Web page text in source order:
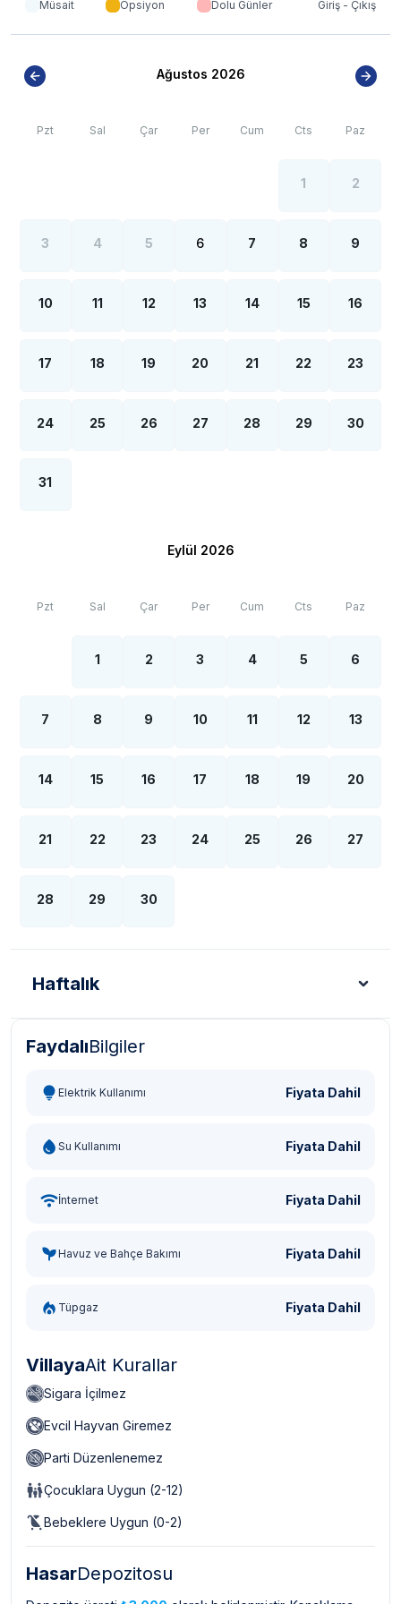
artışı sebebiyle; bölge genelinde nadiren de
Müsait Opsiyon Dolu Günler Giriş - Çıkış
Ağustos 2026
Pzt Sal Çar Per Cum Cts Paz
1 2
3 4 5 6 7 8 9
10 11 12 13 14 15 16
17 18 19 20 21 22 23
24 25 26 27 28 29 30
31
Eylül 2026
Pzt Sal Çar Per Cum Cts Paz
1 2 3 4 5 6
7 8 9 10 11 12 13
14 15 16 17 18 19 20
21 22 23 24 25 26 27
28 29 30
Haftalık
Türk Lirası - TL
FaydalıBilgiler
Elektrik Kullanımı Fiyata Dahil
Su Kullanımı Fiyata Dahil
İnternet Fiyata Dahil
Havuz ve Bahçe Bakımı Fiyata Dahil
Tüpgaz Fiyata Dahil
VillayaAit Kurallar
Sigara İçilmez
Evcil Hayvan Giremez
Parti Düzenlenemez
Çocuklara Uygun (2-12)
Bebeklere Uygun (0-2)
HasarDepozitosu